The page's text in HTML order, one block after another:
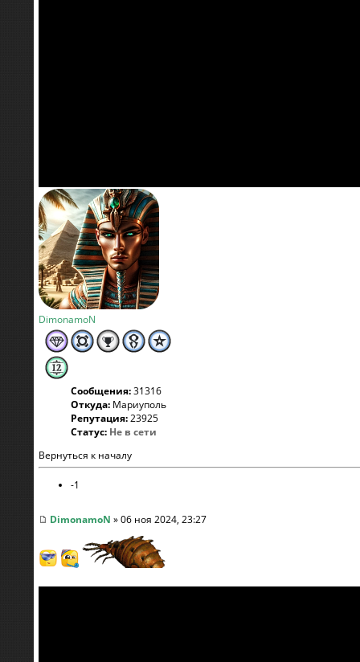
DimonamoN
Сообщения:31316
Откуда: Мариуполь
Репутация:23925
Статус: Не в сети
Вернуться к началу
-1
DimonamoN » 06 ноя 2024, 23:27